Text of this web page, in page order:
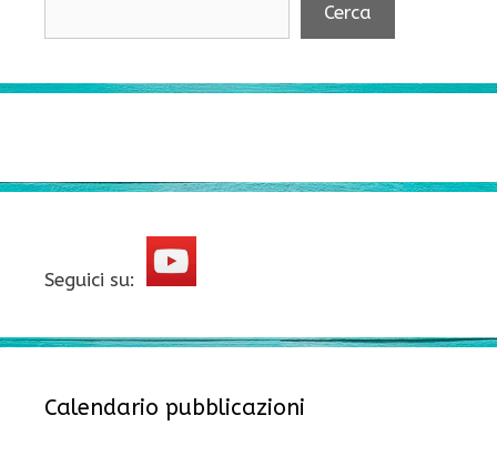
Cerca
Seguici su:
Calendario pubblicazioni